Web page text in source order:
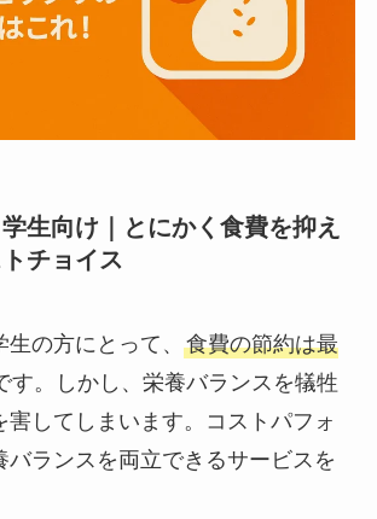
生向け｜とにかく食費を抑え
チョイス
の方にとって、 食費の節約は最
す。しかし、栄養バランスを犠牲
害してしまいます。コストパフォ
バランスを両立できるサービスを